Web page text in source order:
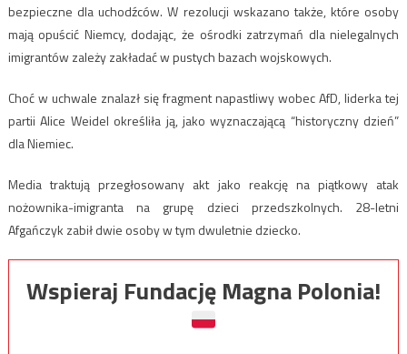
bezpieczne dla uchodźców.W rezolucji wskazano także, które osoby
mają opuścić Niemcy, dodając, że ośrodki zatrzymań dla nielegalnych
imigrantów zależy zakładać w pustych bazach wojskowych.
Choć w uchwale znalazł się fragment napastliwy wobec AfD, liderka tej
partii Alice Weidel określiła ją, jako wyznaczającą “historyczny dzień”
dla Niemiec.
Media traktują przegłosowany akt jako reakcję na piątkowy atak
nożownika-imigranta na grupę dzieci przedszkolnych. 28-letni
Afgańczyk zabił dwie osoby w tym dwuletnie dziecko.
Wspieraj Fundację Magna Polonia!